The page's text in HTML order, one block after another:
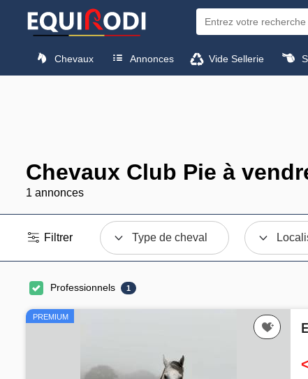
Chevaux Annonces Vide Sellerie
Chevaux Club Pie à
1 annonces
Filtrer Type de cheval
Professionnels 1
PREMIUM